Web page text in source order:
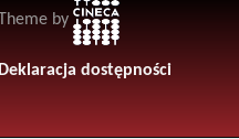
Theme by
Deklaracja dostępności